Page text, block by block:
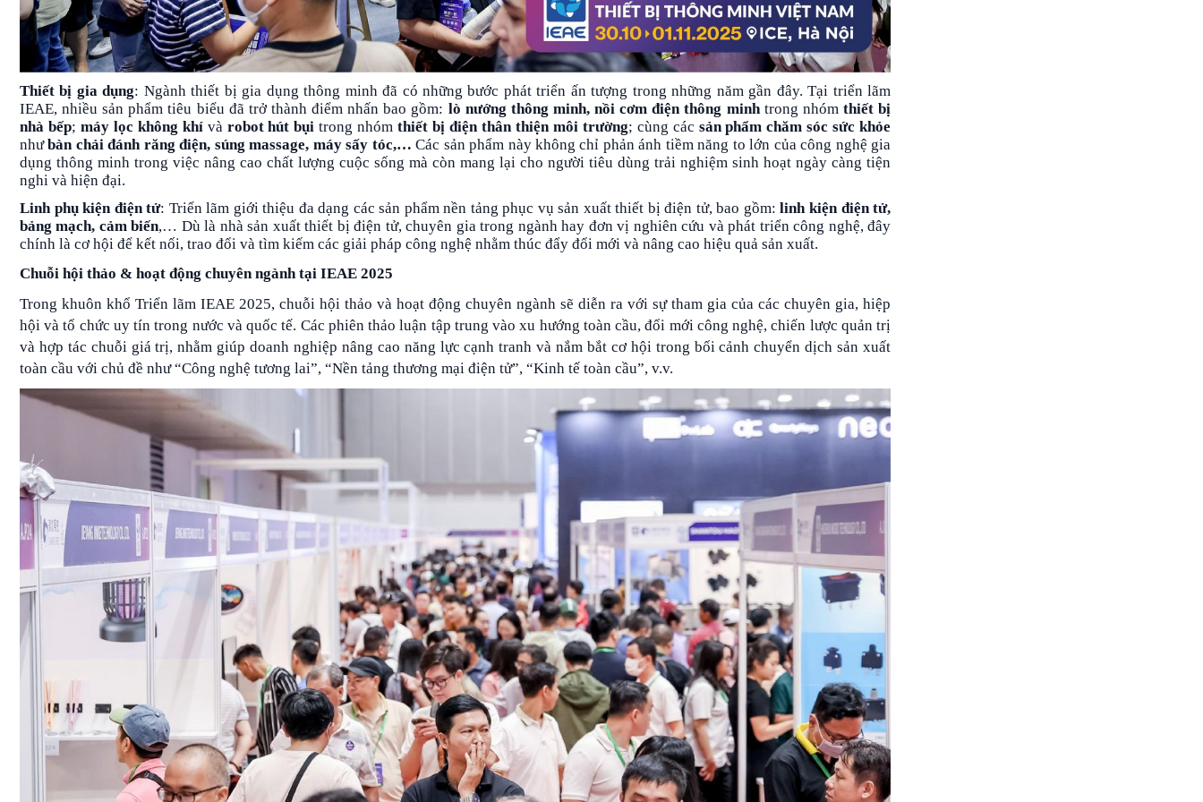
Thiết bị gia dụng: Ngành thiết bị gia dụng thông minh đã có những bước phát triển ấn tượng trong những năm gần đây. Tại triển lãm
IEAE, nhiều sản phẩm tiêu biểu đã trở thành điểm nhấn bao gồm: lò nướng thông minh,nồi cơm điện thông minhtrong nhóm thiết bị
nhà bếp; máy lọc không khí và robot hút bụitrong nhómthiết bị điện thân thiện môi trường; cùng các sản phẩm chăm sóc sức khỏe
nhưbàn chải đánh răng điện, súng massage, máy sấy tóc,…Các sản phẩm này không chỉ phản ánh tiềm năng to lớn của công nghệ gia
dụng thông minh trong việc nâng cao chất lượng cuộc sống mà còn mang lại cho người tiêu dùng trải nghiệm sinh hoạt ngày càng tiện
nghi và hiện đại.
Linh phụ kiện điện tử: Triển lãm giới thiệu đa dạng các sản phẩm nền tảng phục vụ sản xuất thiết bị điện tử, bao gồm:linh kiện điện tử,
bảng mạch, cảm biến,… Dù là nhà sản xuất thiết bị điện tử, chuyên gia trong ngành hay đơn vị nghiên cứu và phát triển công nghệ, đây
chính là cơ hội để kết nối, trao đổi và tìm kiếm các giải pháp công nghệ nhằm thúc đẩy đổi mới và nâng cao hiệu quả sản xuất.
Chuỗi hội thảo & hoạt động chuyên ngành tại IEAE 2025
Trong khuôn khổ Triển lãm IEAE 2025, chuỗi hội thảo và hoạt động chuyên ngành sẽ diễn ra với sự tham gia của các chuyên gia, hiệp
hội và tổ chức uy tín trong nước và quốc tế. Các phiên thảo luận tập trung vào xu hướng toàn cầu, đổi mới công nghệ, chiến lược quản trị
và hợp tác chuỗi giá trị, nhằm giúp doanh nghiệp nâng cao năng lực cạnh tranh và nắm bắt cơ hội trong bối cảnh chuyển dịch sản xuất
toàn cầu với chủ đề như “Công nghệ tương lai”, “Nền tảng thương mại điện tử”, “Kinh tế toàn cầu”, v.v.